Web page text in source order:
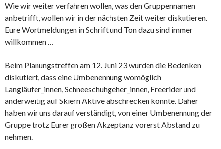
Wie wir weiter verfahren wollen, was den Gruppennamen
anbetrifft, wollen wir in der nächsten Zeit weiter diskutieren.
Eure Wortmeldungen in Schrift und Ton dazu sind immer
willkommen …
Beim Planungstreffen am 12. Juni 23 wurden die Bedenken
diskutiert, dass eine Umbenennung womöglich
Langläufer_innen, Schneeschuhgeher_innen, Freerider und
anderweitig auf Skiern Aktive abschrecken könnte. Daher
haben wir uns darauf verständigt, von einer Umbenennung der
Gruppe trotz Eurer großen Akzeptanz vorerst Abstand zu
nehmen.